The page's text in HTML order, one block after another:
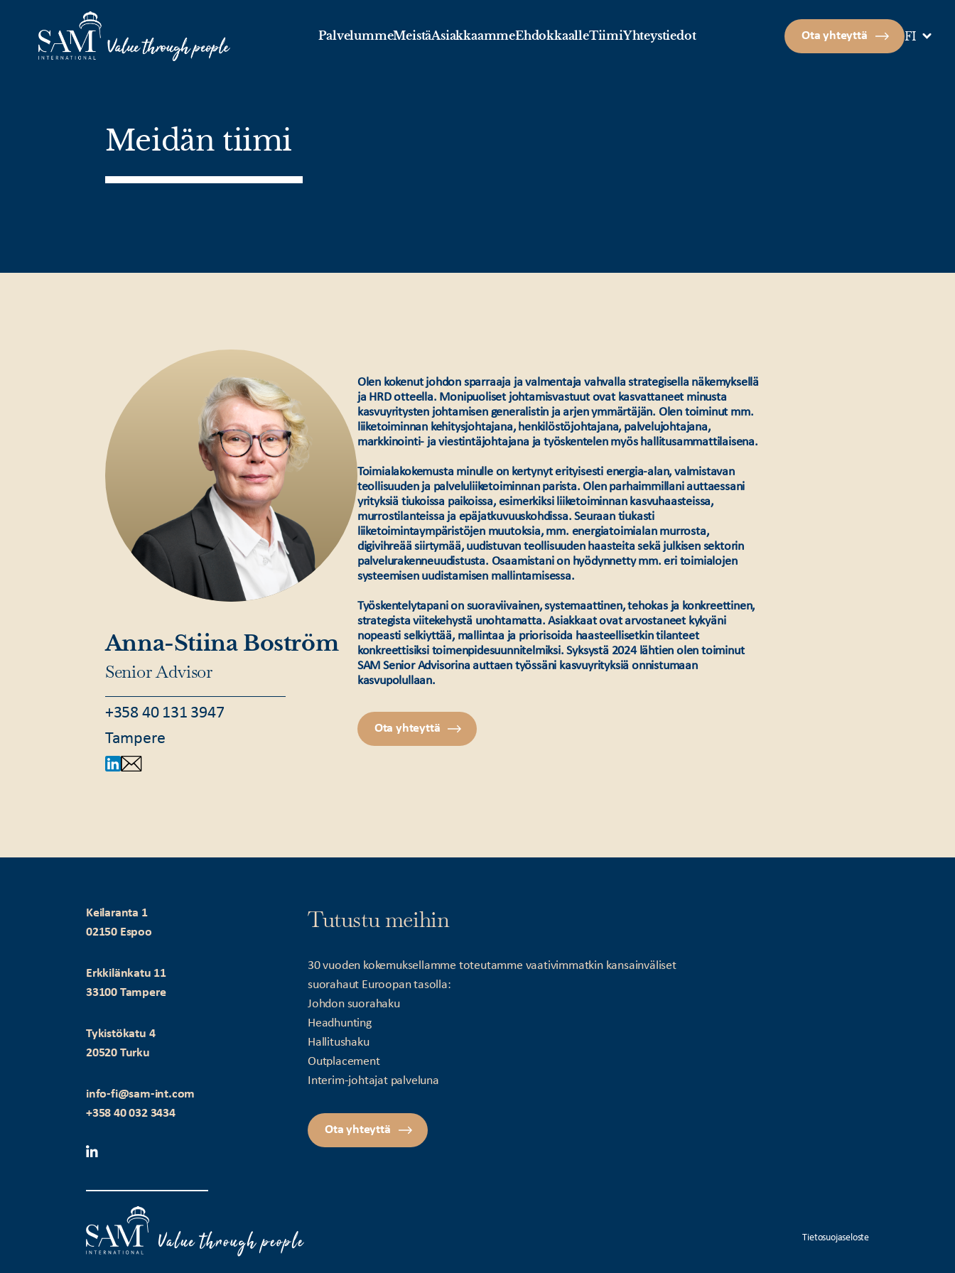
Skip to content
PalvelummeMeistäAsiakkaammeEhdokkaalleTiimiYhteystiedot Ota yhteyttä FI
Meidän tiimi
Anna-Stiina Boström
Senior Advisor
+358 40 131 3947
Tampere
Olen kokenut johdon sparraaja ja valmentaja vahvalla strategisella näkemyksellä
ja HRD otteella. Monipuoliset johtamisvastuut ovat kasvattaneet minusta
kasvuyritysten johtamisen generalistin ja arjen ymmärtäjän. Olen toiminut mm.
liiketoiminnan kehitysjohtajana, henkilöstöjohtajana, palvelujohtajana,
markkinointi- ja viestintäjohtajana ja työskentelen myös hallitusammattilaisena.
Toimialakokemusta minulle on kertynyt erityisesti energia-alan, valmistavan
teollisuuden ja palveluliiketoiminnan parista. Olen parhaimmillani auttaessani
yrityksiä tiukoissa paikoissa, esimerkiksi liiketoiminnan kasvuhaasteissa,
murrostilanteissa ja epäjatkuvuuskohdissa. Seuraan tiukasti
liiketoimintaympäristöjen muutoksia, mm. energiatoimialan murrosta,
digivihreää siirtymää, uudistuvan teollisuuden haasteita sekä julkisen sektorin
palvelurakenneuudistusta. Osaamistani on hyödynnetty mm. eri toimialojen
systeemisen uudistamisen mallintamisessa.
Työskentelytapani on suoraviivainen, systemaattinen, tehokas ja konkreettinen,
strategista viitekehystä unohtamatta. Asiakkaat ovat arvostaneet kykyäni
nopeasti selkiyttää, mallintaa ja priorisoida haasteellisetkin tilanteet
konkreettisiksi toimenpidesuunnitelmiksi. Syksystä 2024 lähtien olen toiminut
SAM Senior Advisorina auttaen työssäni kasvuyrityksiä onnistumaan
kasvupolullaan.
Ota yhteyttä
Keilaranta 1
02150 Espoo
Erkkilänkatu 11
33100 Tampere
Tykistökatu 4
20520 Turku
info-fi@sam-int.com
+358 40 032 3434
Tutustu meihin
30 vuoden kokemuksellamme toteutamme vaativimmatkin kansainväliset
suorahaut Euroopan tasolla:
Johdon suorahaku
Headhunting
Hallitushaku
Outplacement
Interim-johtajat palveluna
Ota yhteyttä
Tietosuojaseloste